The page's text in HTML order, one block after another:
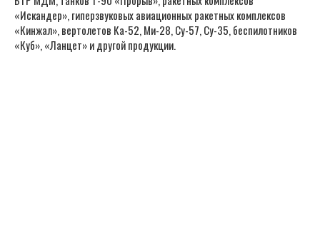
«Искандер», гиперзвуковых авиационных ракетных комплексов
«Кинжал», вертолетов Ка-52, Ми-28, Су-57, Су-35, беспилотников
«Куб», «Ланцет» и другой продукции.